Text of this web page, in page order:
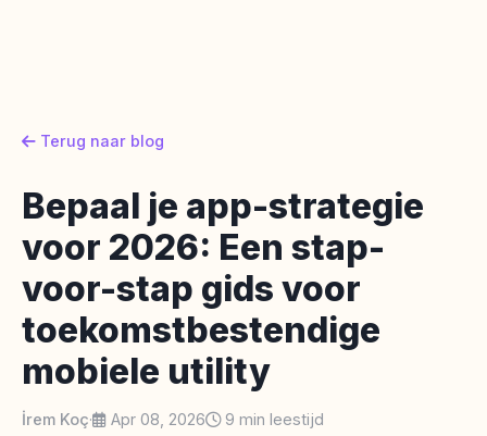
Terug naar blog
Bepaal je app-strategie
voor 2026: Een stap-
voor-stap gids voor
toekomstbestendige
mobiele utility
İrem Koç· Apr 08, 2026 9 min leestijd